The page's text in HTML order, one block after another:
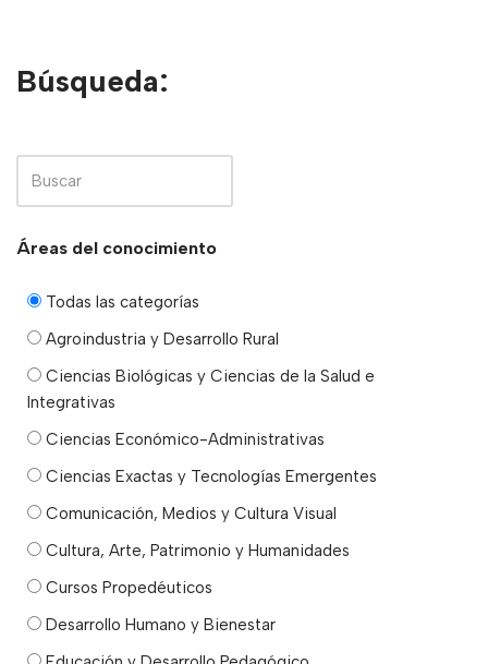
Búsqueda:
Áreas del conocimiento
Todas las categorías
Agroindustria y Desarrollo Rural
Ciencias Biológicas y Ciencias de la Salud e
Integrativas
Ciencias Económico-Administrativas
Ciencias Exactas y Tecnologías Emergentes
Comunicación, Medios y Cultura Visual
Cultura, Arte, Patrimonio y Humanidades
Cursos Propedéuticos
Desarrollo Humano y Bienestar